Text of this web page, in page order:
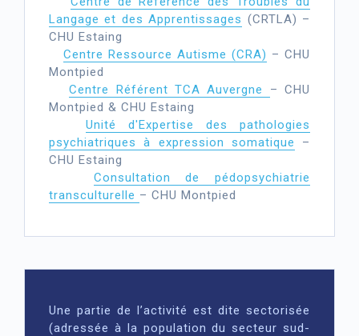
Langage et des Apprentissages (CRTLA) –
CHU Estaing
Centre Ressource Autisme (CRA) – CHU
Montpied
Centre Référent TCA Auvergne – CHU
Montpied & CHU Estaing
Unité d'Expertise des pathologies
psychiatriques à expression somatique –
CHU Estaing
Consultation de pédopsychiatrie
transculturelle – CHU Montpied
Une partie de l’activité est dite sectorisée
(adressée à la population du secteur sud-